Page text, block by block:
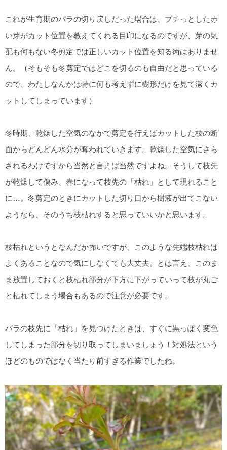
これが生育期のバラの切り戻しだった場合は、プチっとした赤
い芽がカット位置を教えてくれる目印になるのですが、芽の気
配も何もない冬剪定では正しいカット位置を知る術はありませ
ん。（そもそも冬剪定ではどこを切るのも自由だと思っている
ので、わたしなんかは特に何も考えずに樹形だけを見て潔くカ
ットしてしまっています）
冬時期、乾燥した空気のなかで剪定を行えばカットした枝の断
面からどんどん水分が奪われていきます。乾燥した空気にさら
されるわけですから当然と言えば当然ですよね。そうして枝先
が乾燥して傷み、春になって枝先の「枯れ」として現れること
に…。冬剪定のときにカットした切り口から樹液が出てこない
ようなら、そのうち枝枯れすると思っていいかと思います。
枝枯れというとなんだか怖いですが、このような先端枝枯れは
よくあることなので気にしなくても大丈夫。とは言え、このま
ま放置しておくと枝枯れ部分が下方に下がっていって枝が丸ご
と枯れてしまう場合もあるので注意が必要です。
バラの枝先に「枯れ」を見つけたときは、すぐに黒っぽく変色
してしまった部分を切り取ってしまいましょう！対処法という
ほどのものではなく当たり前すぎる作業でしたね。